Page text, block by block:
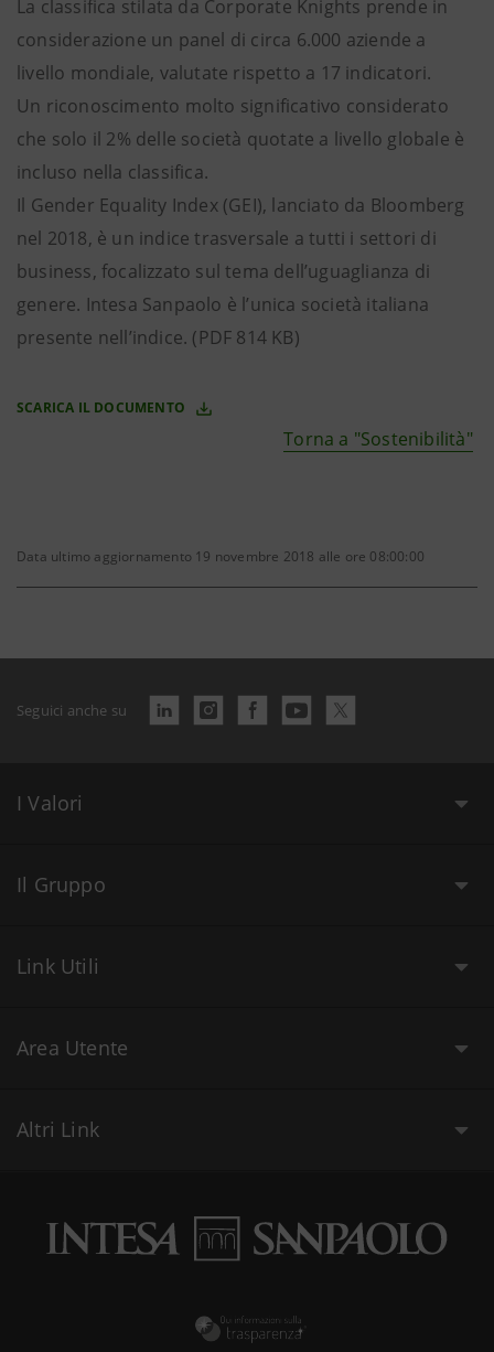
La classifica stilata da Corporate Knights prende in
considerazione un panel di circa 6.000 aziende a
livello mondiale, valutate rispetto a 17 indicatori.
Un riconoscimento molto significativo considerato
che solo il 2% delle società quotate a livello globale è
incluso nella classifica.
Il Gender Equality Index (GEI), lanciato da Bloomberg
nel 2018, è un indice trasversale a tutti i settori di
business, focalizzato sul tema dell’uguaglianza di
genere. Intesa Sanpaolo è l’unica società italiana
presente nell’indice. (PDF 814 KB)
SCARICA IL DOCUMENTO
Torna a "Sostenibilità"
Data ultimo aggiornamento 19 novembre 2018 alle ore 08:00:00
Seguici anche su
I Valori
Il Gruppo
Link Utili
Area Utente
Altri Link